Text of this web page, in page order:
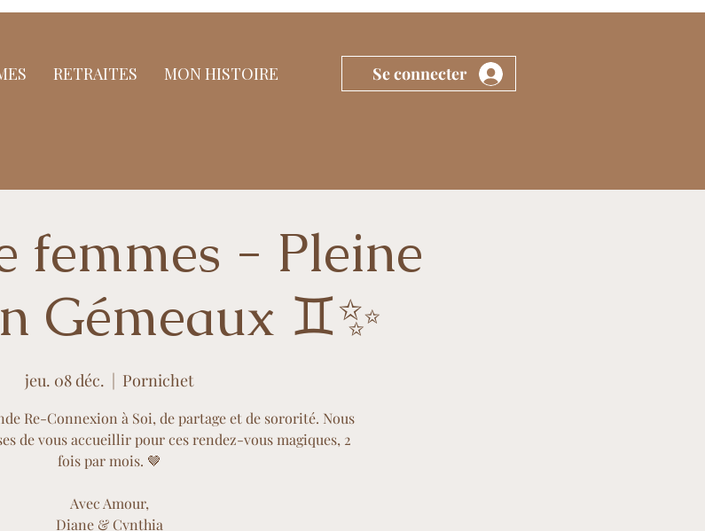
RETRAITES MON HISTOIRE Se connecter
femmes - Pleine
Gémeaux ♊️✨
jeu. 08 déc.
  |
Pornichet
Re-Connexion à Soi, de partage et de sororité. Nous
de vous accueillir pour ces rendez-vous magiques, 2
fois par mois. 🤎
Avec Amour,
Diane & Cynthia